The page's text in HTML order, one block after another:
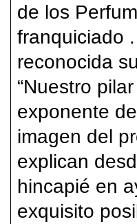
de los
franquiciado
reconocida
“Nuestro
exponente
imagen del
explican
hincapié en
exquisito